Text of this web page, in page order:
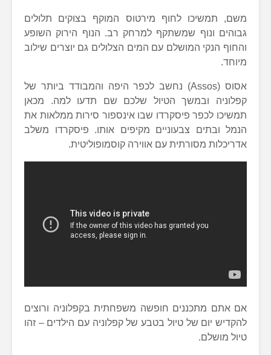
משם, תמשיכו לחוף מירטוס המוקף בצוקים תלולים
גבוהים ונוף שמשתקף למרחק רב. הנוף הירוק השופע
והחוף הנקי המושלם עם המים הצלולים גם יוצרים שילוב
מיוחד.
אסוס (Assos) נחשב לכפר היפה והמבודד ביותר של
קפלוניה ובמשך הטיול שלכם שם תדעו למה. מכאן
תמשיכו לכפר פיסקרדו שבו אינספור סירות ממלאות את
הנמל ובתים צבעוניים מקיפים אותו. פיסקרדו משלב
אדריכלות מסורתית עם אווירה קוסמופוליטית.
אם אתם מתכננים חופשה משפחתית בקפלוניה ורוצים
להקדיש יום של טיול בטבע של קפלוניה עם הילדים – זהו
טיול מושלם.